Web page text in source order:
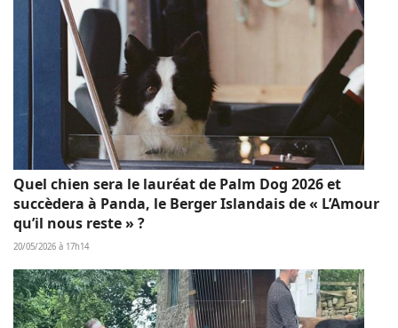
Quel chien sera le lauréat de Palm Dog 2026 et
succèdera à Panda, le Berger Islandais de « L’Amour
qu’il nous reste » ?
20/05/2026 à 17h14